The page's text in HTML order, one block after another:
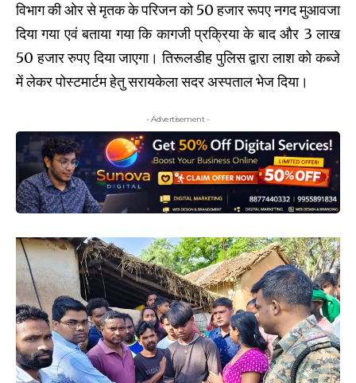
विभाग की ओर से मृतक के परिजन को 50 हजार रूपए नगद मुआवजा
दिया गया एवं बताया गया कि कागजी प्रक्रिया के बाद और 3 लाख
50 हजार रुपए दिया जाएगा। तिरूलडीह पुलिस द्वारा लाश को कब्जे
में लेकर पोस्टमार्टम हेतु सरायकेला सदर अस्पताल भेज दिया।
- Advertisement -